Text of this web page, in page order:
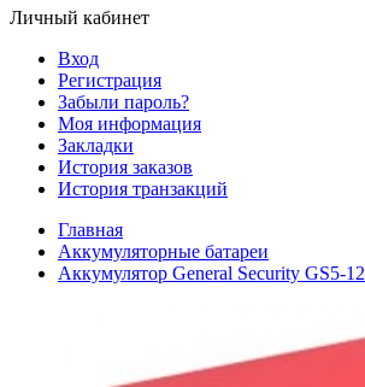
Личный кабинет
Вход
Регистрация
Забыли пароль?
Моя информация
Закладки
История заказов
История транзакций
Главная
Аккумуляторные батареи
Аккумулятор General Security GS5-12